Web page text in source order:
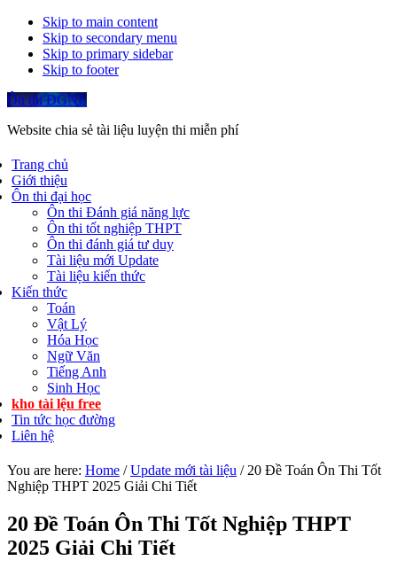
Skip to main content
Skip to secondary menu
Skip to primary sidebar
Skip to footer
Ôn thi ĐGNL
Website chia sẻ tài liệu luyện thi miễn phí
Trang chủ
Giới thiệu
Ôn thi đại học
Ôn thi Đánh giá năng lực
Ôn thi tốt nghiệp THPT
Ôn thi đánh giá tư duy
Tài liệu mới Update
Tài liệu kiến thức
Kiến thức
Toán
Vật Lý
Hóa Học
Ngữ Văn
Tiếng Anh
Sinh Học
kho tài lệu free
Tin tức học đường
Liên hệ
You are here: Home / Update mới tài liệu /20 Đề Toán Ôn Thi Tốt
Nghiệp THPT 2025 Giải Chi Tiết
20 Đề Toán Ôn Thi Tốt Nghiệp THPT
2025 Giải Chi Tiết